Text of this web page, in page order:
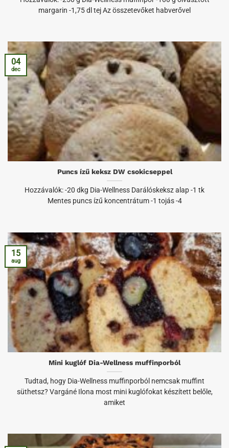
margarin -1,75 dl tej Az összetevőket habverővel
Puncs ízű keksz DW csokicseppel
Hozzávalók: -20 dkg Dia-Wellness Darálóskeksz alap -1 tk
Mentes puncs ízű koncentrátum -1 tojás -4
04
dec
Mini kuglóf Dia-Wellness muffinporból
Tudtad, hogy Dia-Wellness muffinporból nemcsak muffint
süthetsz? Vargáné Ilona most mini kuglófokat készített belőle,
amiket
15
aug